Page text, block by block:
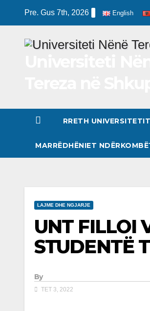
Pre. Gus 7th, 2026 English
RRETH UNIVERSITETIT
MARRËDHËNIET
LAJME DHE NGJARJE
UNT FILLOI
STUDENTË
By
TET 3, 2022